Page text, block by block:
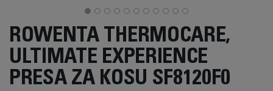
ROWENTA THERMOCARE,
ULTIMATE EXPERIENCE
PRESA ZA KOSU SF8120F0